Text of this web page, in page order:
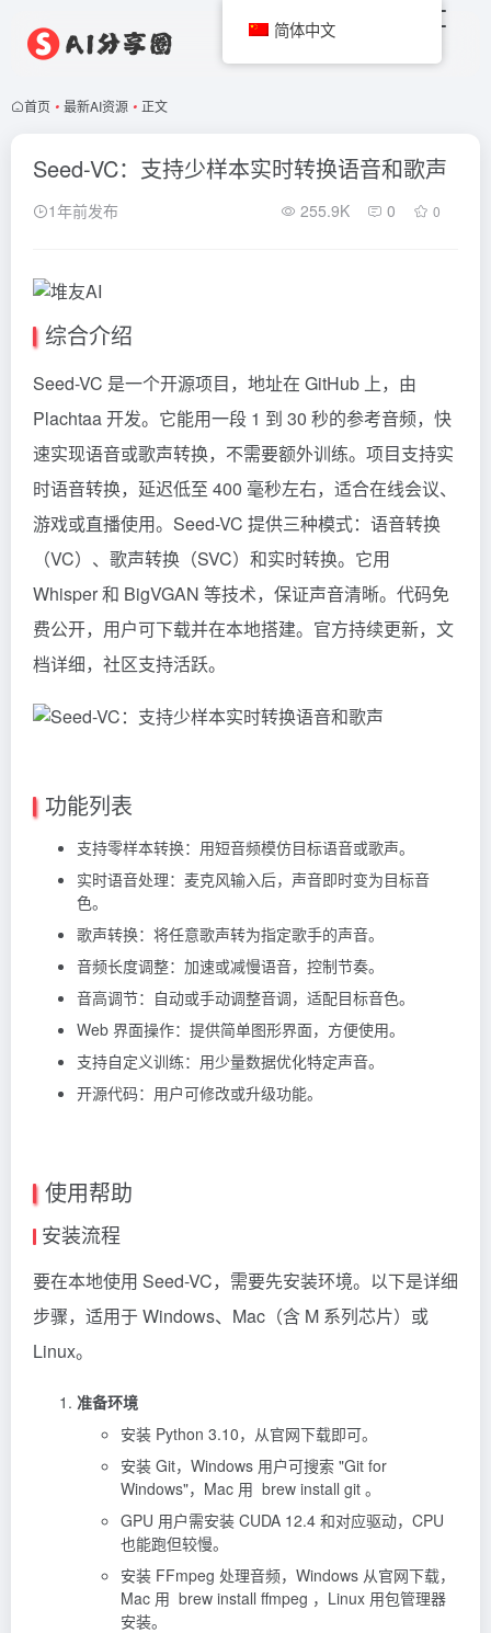
首页 • 最新AI资源 • 正文
Seed-VC：支持少样本实时转换语音和歌声
1年前发布 255.9K 0 0
综合介绍
Seed-VC 是一个开源项目，地址在 GitHub 上，由
Plachtaa 开发。它能用一段 1 到 30 秒的参考音频，快
速实现语音或歌声转换，不需要额外训练。项目支持实
时语音转换，延迟低至 400 毫秒左右，适合在线会议、
游戏或直播使用。Seed-VC 提供三种模式：语音转换
（VC）、歌声转换（SVC）和实时转换。它用
Whisper和 BigVGAN 等技术，保证声音清晰。代码免
费公开，用户可下载并在本地搭建。官方持续更新，文
档详细，社区支持活跃。
功能列表
支持零样本转换：用短音频模仿目标语音或歌声。
实时语音处理：麦克风输入后，声音即时变为目标音
色。
歌声转换：将任意歌声转为指定歌手的声音。
音频长度调整：加速或减慢语音，控制节奏。
音高调节：自动或手动调整音调，适配目标音色。
Web 界面操作：提供简单图形界面，方便使用。
支持自定义训练：用少量数据优化特定声音。
开源代码：用户可修改或升级功能。
使用帮助
安装流程
要在本地使用 Seed-VC，需要先安装环境。以下是详细
步骤，适用于 Windows、Mac（含 M 系列芯片）或
Linux。
准备环境
安装 Python 3.10，从官网下载即可。
安装 Git，Windows 用户可搜索 "Git for
Windows"，Mac 用 brew install git 。
GPU 用户需安装 CUDA 12.4 和对应驱动，CPU
也能跑但较慢。
安装 FFmpeg 处理音频，Windows 从官网下载，
Mac 用 brew install ffmpeg ，Linux 用包管理器
安装。
简体中文